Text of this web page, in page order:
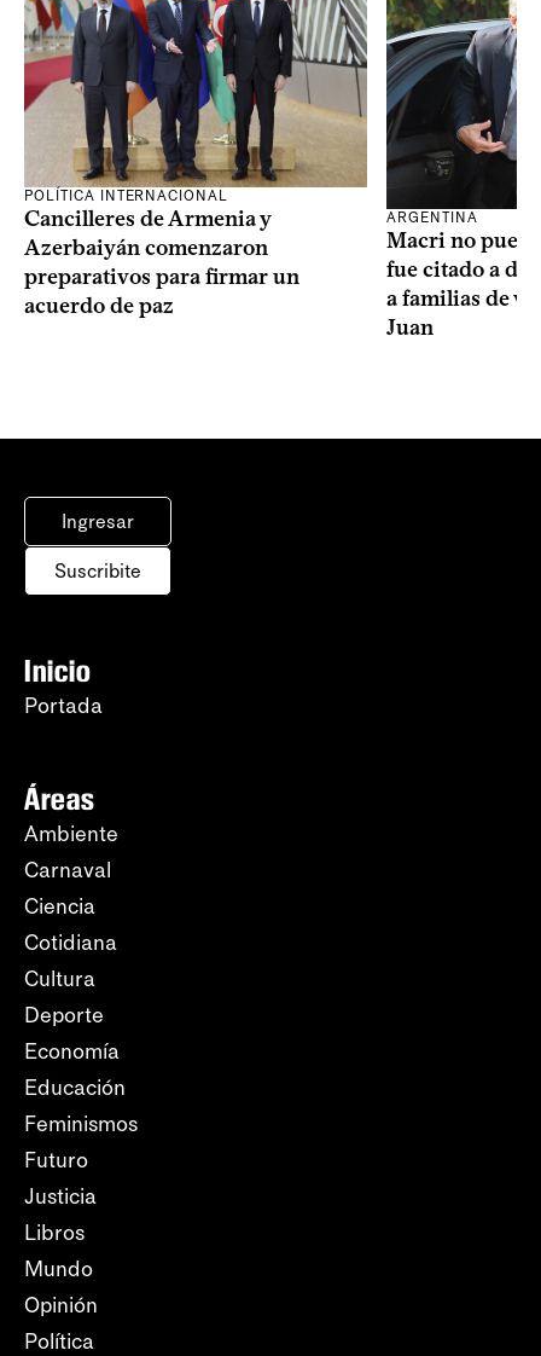
POLÍTICA INTERNACIONAL
Cancilleres de Armenia y
Azerbaiyán comenzaron
preparativos para firmar un
acuerdo de paz
ARGENTINA
Macri no
fue citado a
a familias de
Juan
Ingresar
Suscribite
Inicio
Portada
Áreas
Ambiente
Carnaval
Ciencia
Cotidiana
Cultura
Deporte
Economía
Educación
Feminismos
Futuro
Justicia
Libros
Mundo
Opinión
Política